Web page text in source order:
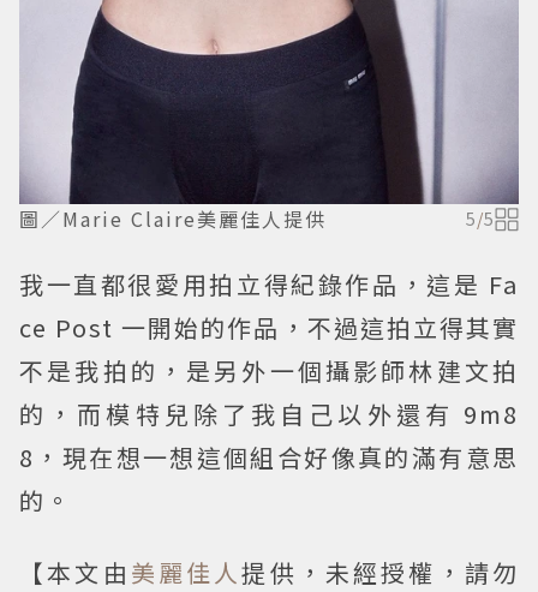
圖／Marie Claire美麗佳人提供 5/5
我一直都很愛用拍立得紀錄作品，這是 Fa
ce Post 一開始的作品，不過這拍立得其實
不是我拍的，是另外一個攝影師林建文拍
的，而模特兒除了我自己以外還有 9m8
8，現在想一想這個組合好像真的滿有意思
的。
【本文由 美麗佳人提供，未經授權，請勿